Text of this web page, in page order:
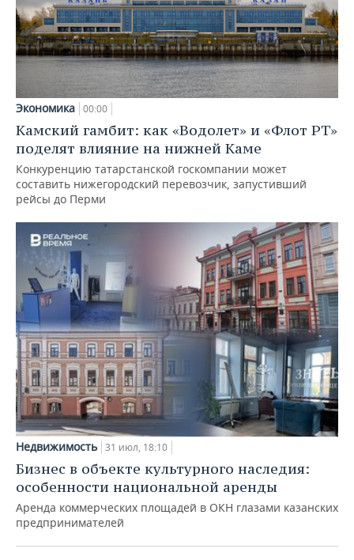
Экономика 00:00
Камский гамбит: как «Водолет» и «Флот РТ»
поделят влияние на нижней Каме
Конкуренцию татарстанской госкомпании может
составить нижегородский перевозчик, запустивший
рейсы до Перми
Недвижимость 31 июл, 18:10
Бизнес в объекте культурного наследия:
особенности национальной аренды
Аренда коммерческих площадей в ОКН глазами казанских
предпринимателей